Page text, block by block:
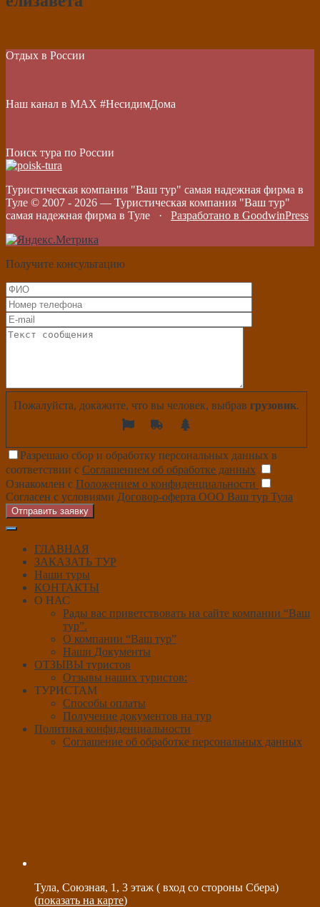
Отдых в России
Наш канал в МАХ #НесидимДома
Поиск тура по России
Туристическая компания "Ваш тур" самая надежная фирма в
Туле © 2007 - 2026 — Туристическая компания "Ваш тур"
самая надежная фирма в Туле · Разработано в GoodwinPress
Получите консультацию
Пожалуйста, докажите, что вы человек, выбрав грузовик.
Разрешаю сбор и обработку персональных данных в
соответствии с Соглашением об обработке данных
Ознакомлен с Положением о конфиденциальности
Согласен с условиями Договор-оферта ООО Ваш тур Тула
Отправить заявку
ГЛАВНАЯ
ЗАКАЗАТЬ ТУР
Наши туры
КОНТАКТЫ
О НАС
Рады вас приветствовать на сайте компании “Ваш
тур”.
О компании “Ваш тур”
Наши Документы
ОТЗЫВЫ туристов
Отзывы наших туристов:
ТУРИСТАМ
Способы оплаты
Получение документов на тур
Политика конфиденциальности
Соглашение об обработке персональных данных
Тула, Союзная, 1, 3 этаж ( вход со стороны Сбера)
(показать на карте)